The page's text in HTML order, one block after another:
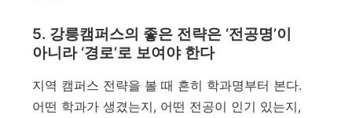
5. 강릉캠퍼스의 좋은 전략은 ‘전공명’이
아니라 ‘경로’로 보여야 한다
지역 캠퍼스 전략을 볼 때 흔히 학과명부터 본다.
어떤 학과가 생겼는지, 어떤 전공이 인기 있는지,